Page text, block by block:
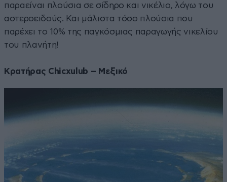
παραείναι πλούσια σε σίδηρο και νικέλιο, λόγω του
αστεροειδούς. Και μάλιστα τόσο πλούσια που
παρέχει το 10% της παγκόσμιας παραγωγής νικελίου
του πλανήτη!
Κρατήρας Chicxulub – Μεξικό